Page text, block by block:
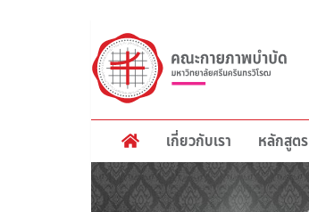
Main
navigation
เกี่ยวกับเรา หลักสูตร